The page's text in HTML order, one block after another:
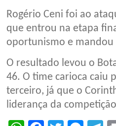
Rogério Ceni foi ao
que entrou na etapa
oportunismo e
O resultado levou o
46. O time carioca caiu
terceiro, já que o
liderança da